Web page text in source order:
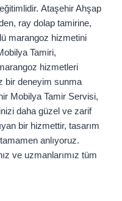
Ataşehir Ahşap
ray dolap tamirine,
marangoz hizmetini
Tamiri,
hizmetleri
bir deneyim sunma
Mobilya Tamir Servisi,
daha güzel ve zarif
bir hizmettir, tasarım
anlıyoruz.
ve uzmanlarımız tüm